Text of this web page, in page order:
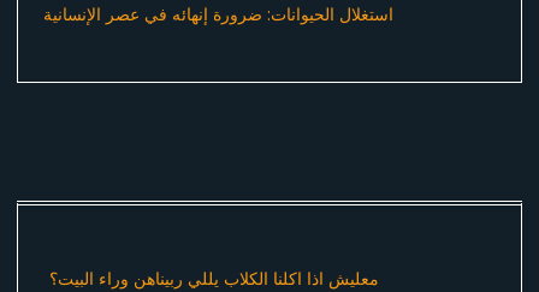
استغلال الحيوانات: ضرورة إنهائه في عصر الإنسانية
معليش اذا اكلنا الكلاب يللي ربيناهن وراء البيت؟